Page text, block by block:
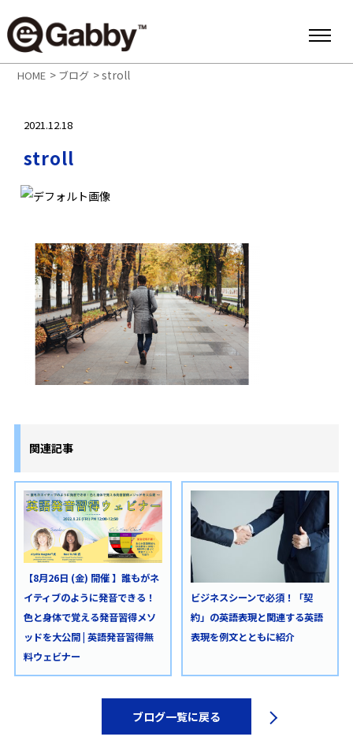
HOME > ブログ >stroll
2021.12.18
stroll
関連記事
【8月26日 (金) 開催 】誰もがネ
イティブのように発音できる！
色と身体で覚える発音習得メソ
ッドを大公開 | 英語発音習得無
料ウェビナー
ビジネスシーンで必須！「契
約」の英語表現と関連する英語
表現を例文とともに紹介
ブログ一覧に戻る